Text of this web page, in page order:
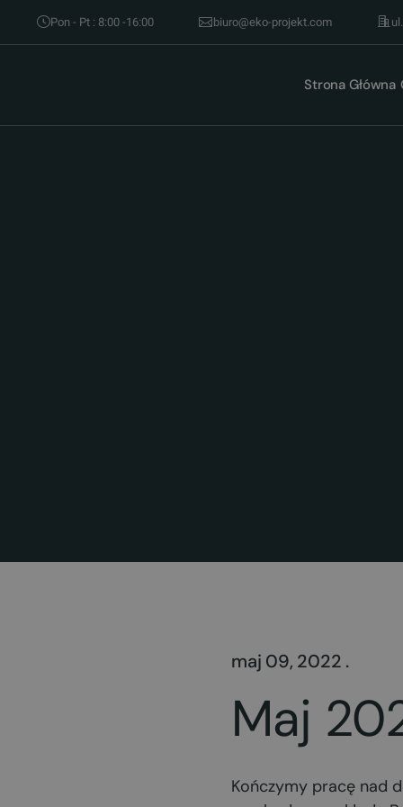
Pon - Pt : 8:00 -16:00 biuro@eko-projekt.com
Strona Główna
maj 09, 2022 .
Maj
Kończymy pracę nad